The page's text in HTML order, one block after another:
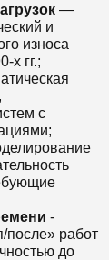
—
и
износа
х гг.;
с
-
после» работ
до